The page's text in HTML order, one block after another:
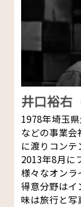
井口裕右
1978年埼玉
などの事業会
に渡りコンテ
2013年8月に
様々なオンラ
得意分野はイ
味は旅行と写